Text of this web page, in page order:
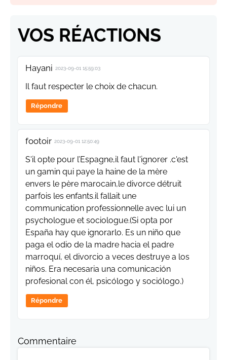
VOS RÉACTIONS
Hayani 2023-09-01 15:59:03
Il faut respecter le choix de chacun.
Répondre
footoir 2023-09-01 12:50:49
S'il opte pour l’Espagne,il faut l'ignorer .c'est
un gamin qui paye la haine de la mère
envers le père marocain,le divorce détruit
parfois les enfants.il fallait une
communication professionnelle avec lui un
psychologue et sociologue.(Si opta por
España hay que ignorarlo. Es un niño que
paga el odio de la madre hacia el padre
marroquí, el divorcio a veces destruye a los
niños. Era necesaria una comunicación
profesional con él, psicólogo y sociólogo.)
Répondre
Commentaire